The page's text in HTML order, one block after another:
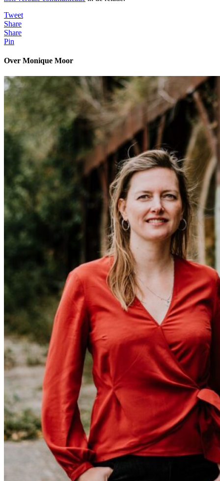
Tweet
Share
Share
Pin
Over Monique Moor